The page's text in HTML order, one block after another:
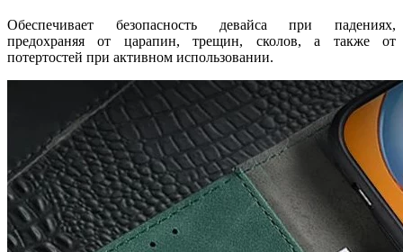
Обеспечивает безопасность девайса при падениях,
предохраняя от царапин, трещин, сколов, а также от
потертостей при активном использовании.